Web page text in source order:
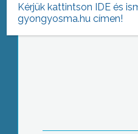
Kérjük kattintson IDE és
gyongyosma.hu címen!